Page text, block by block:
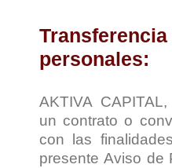
personales:
AKTIVA
un contrato o
con las
presente Aviso de